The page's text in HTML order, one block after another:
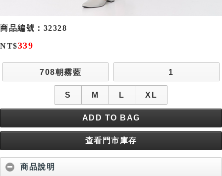
商品編號： 32328
NT$339
708朝霧藍 1
S M L XL
ADD TO BAG
查看門市庫存
商品說明